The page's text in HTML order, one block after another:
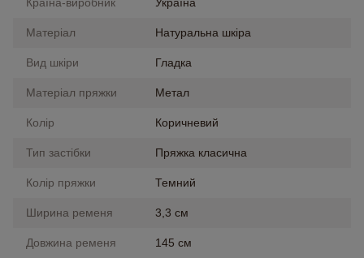
Матеріал Натуральна шкіра
Вид шкіри Гладка
Матеріал пряжки Метал
Колір Коричневий
Тип застібки Пряжка класична
Колір пряжки Темний
Ширина ременя 3,3 см
Довжина ременя 145 см